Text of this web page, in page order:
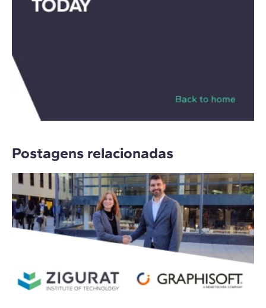
Postagens relacionadas